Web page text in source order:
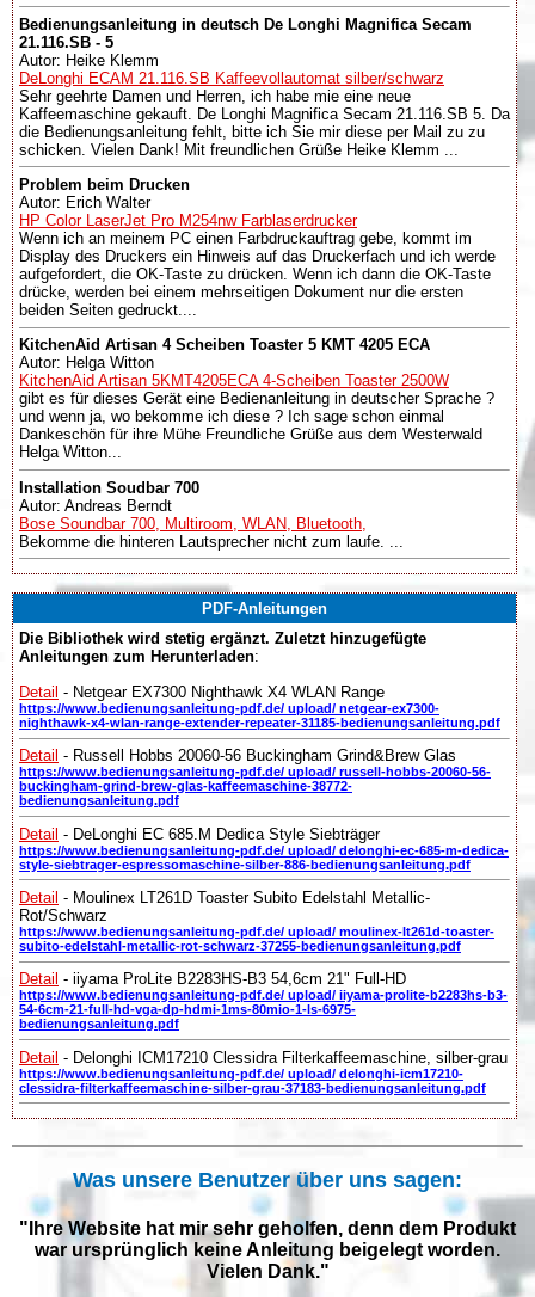
Bedienungsanleitung in deutsch De Longhi Magnifica Secam
21.116.SB - 5
Autor: Heike Klemm
DeLonghi ECAM 21.116.SB Kaffeevollautomat silber/schwarz
Sehr geehrte Damen und Herren, ich habe mie eine neue
Kaffeemaschine gekauft. De Longhi Magnifica Secam 21.116.SB 5. Da
die Bedienungsanleitung fehlt, bitte ich Sie mir diese per Mail zu zu
schicken. Vielen Dank! Mit freundlichen Grüße Heike Klemm ...
Problem beim Drucken
Autor: Erich Walter
HP Color LaserJet Pro M254nw Farblaserdrucker
Wenn ich an meinem PC einen Farbdruckauftrag gebe, kommt im
Display des Druckers ein Hinweis auf das Druckerfach und ich werde
aufgefordert, die OK-Taste zu drücken. Wenn ich dann die OK-Taste
drücke, werden bei einem mehrseitigen Dokument nur die ersten
beiden Seiten gedruckt....
KitchenAid Artisan 4 Scheiben Toaster 5 KMT 4205 ECA
Autor: Helga Witton
KitchenAid Artisan 5KMT4205ECA 4-Scheiben Toaster 2500W
gibt es für dieses Gerät eine Bedienanleitung in deutscher Sprache ?
und wenn ja, wo bekomme ich diese ? Ich sage schon einmal
Dankeschön für ihre Mühe Freundliche Grüße aus dem Westerwald
Helga Witton...
Installation Soudbar 700
Autor: Andreas Berndt
Bose Soundbar 700, Multiroom, WLAN, Bluetooth,
Bekomme die hinteren Lautsprecher nicht zum laufe. ...
PDF-Anleitungen
Die Bibliothek wird stetig ergänzt. Zuletzt hinzugefügte
Anleitungen zum Herunterladen:
Detail - Netgear EX7300 Nighthawk X4 WLAN Range
https://www.bedienungsanleitung-pdf.de/ upload/ netgear-ex7300-
nighthawk-x4-wlan-range-extender-repeater-31185-bedienungsanleitung.pdf
Detail - Russell Hobbs 20060-56 Buckingham Grind&Brew Glas
https://www.bedienungsanleitung-pdf.de/ upload/ russell-hobbs-20060-56-
buckingham-grind-brew-glas-kaffeemaschine-38772-
bedienungsanleitung.pdf
Detail - DeLonghi EC 685.M Dedica Style Siebträger
https://www.bedienungsanleitung-pdf.de/ upload/ delonghi-ec-685-m-dedica-
style-siebtrager-espressomaschine-silber-886-bedienungsanleitung.pdf
Detail - Moulinex LT261D Toaster Subito Edelstahl Metallic-
Rot/Schwarz
https://www.bedienungsanleitung-pdf.de/ upload/ moulinex-lt261d-toaster-
subito-edelstahl-metallic-rot-schwarz-37255-bedienungsanleitung.pdf
Detail - iiyama ProLite B2283HS-B3 54,6cm 21" Full-HD
https://www.bedienungsanleitung-pdf.de/ upload/ iiyama-prolite-b2283hs-b3-
54-6cm-21-full-hd-vga-dp-hdmi-1ms-80mio-1-ls-6975-
bedienungsanleitung.pdf
Detail - Delonghi ICM17210 Clessidra Filterkaffeemaschine, silber-grau
https://www.bedienungsanleitung-pdf.de/ upload/ delonghi-icm17210-
clessidra-filterkaffeemaschine-silber-grau-37183-bedienungsanleitung.pdf
Was unsere Benutzer über uns sagen:
"Ihre Website hat mir sehr geholfen, denn dem Produkt
war ursprünglich keine Anleitung beigelegt worden.
Vielen Dank."